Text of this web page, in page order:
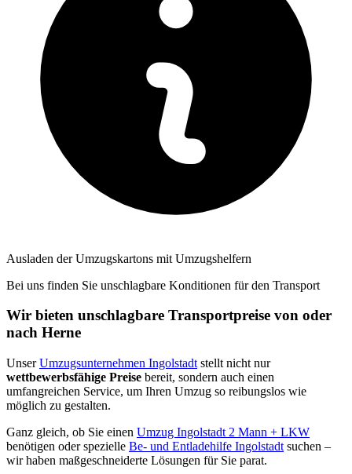
Ausladen der Umzugskartons mit Umzugshelfern
Bei uns finden Sie unschlagbare Konditionen für den Transport
Wir bieten unschlagbare Transportpreise von oder
nach Herne
UnserUmzugsunternehmen Ingolstadt stellt nicht nur
wettbewerbsfähige Preise bereit, sondern auch einen
umfangreichen Service, um Ihren Umzug so reibungslos wie
möglich zu gestalten.
Ganz gleich, ob Sie einen Umzug Ingolstadt 2 Mann + LKW
benötigen oder spezielle Be- und Entladehilfe Ingolstadt suchen –
wir haben maßgeschneiderte Lösungen für Sie parat.